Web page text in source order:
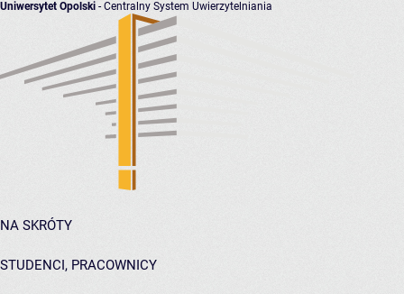
Uniwersytet Opolski - Centralny System Uwierzytelniania
NA SKRÓTY
STUDENCI, PRACOWNICY